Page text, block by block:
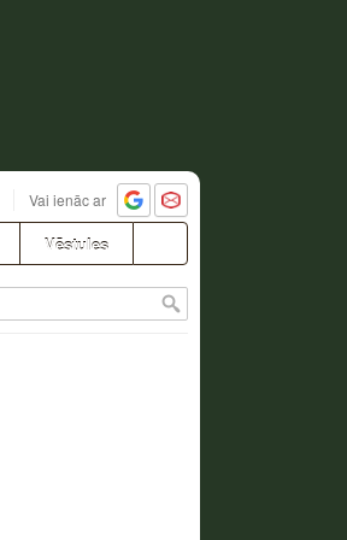
Vai ienāc ar
Vēstules